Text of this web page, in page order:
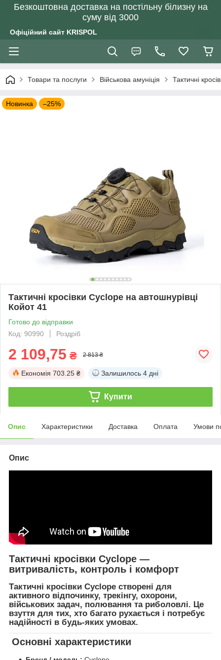
Безкоштовна доставка на постільну білизну на
суму від 3000
Офіційний сайт KRISPOL
Товари та послуги Військова амуніція Тактичні
Новинка –25%
Тактичні кросівки Cyclope на автошнурівці
Койот 41
Готово до відправки
Код: 90990
Роздріб
2 109,75 ₴ 2 813 ₴
Економія 703.25 ₴ Залишилось 4 дні
Купити
Опис Характеристики Доставка Оплата Умови
Опис
Тактичні кросівки Cyclope —
витривалість, контроль і комфорт
Тактичні кросівки Cyclope створені для
активного відпочинку, трекінгу, охорони,
військових задач, полювання та риболовлі. Це
взуття для тих, хто багато рухається і потребує
надійності в будь-яких умовах.
Основні характеристики